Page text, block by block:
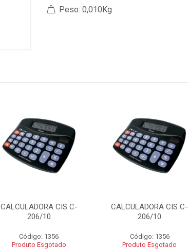
Peso: 0,010Kg
CALCULADORA CIS C-
206/10
Código: 1356
Produto Esgotado
CALCULADORA CIS C-
206/10
Código: 1356
Produto Esgotado